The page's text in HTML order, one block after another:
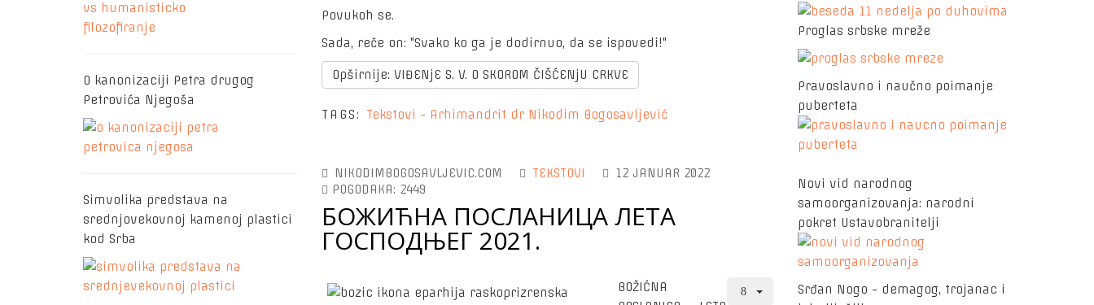
O kanonizaciji Petra drugog
Petrovića Njegoša
Simvolika predstava na
srednjovekovnoj kamenoj plastici
kod Srba
Povukoh se.
Sada, reče on: "Svako ko ga je dodirnuo, da se ispovedi!"
Opširnije: VIĐENjE S. V. O SKOROM ČIŠĆENjU CRKVE
TAGS: Tekstovi - Arhimandrit dr Nikodim Bogosavljević
NIKODIMBOGOSAVLJEVIC.COM TEKSTOVI
12 JANUAR 2022
POGODAKA: 2449
БОЖИЋНА ПОСЛАНИЦА ЛЕТА
ГОСПОДЊЕГ 2021.
BOŽIĆNA
Proglas srbske mreže
Pravoslavno i naučno poimanje
puberteta
Novi vid narodnog
samoorganizovanja: narodni
pokret Ustavobranitelji
Srđan Nogo - demagog, trojanac i